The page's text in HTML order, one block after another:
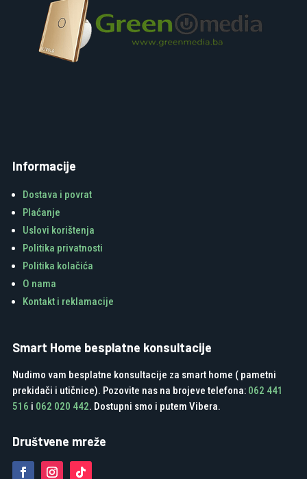
Informacije
Dostava i povrat
Plaćanje
Uslovi korištenja
Politika privatnosti
Politika kolačića
O nama
Kontakt i reklamacije
Smart Home besplatne konsultacije
Nudimo vam besplatne konsultacije za smart home ( pametni
prekidači i utičnice). Pozovite nas na brojeve telefona: 062 441
516 i 062 020 442. Dostupni smo i putem Vibera.
Društvene mreže